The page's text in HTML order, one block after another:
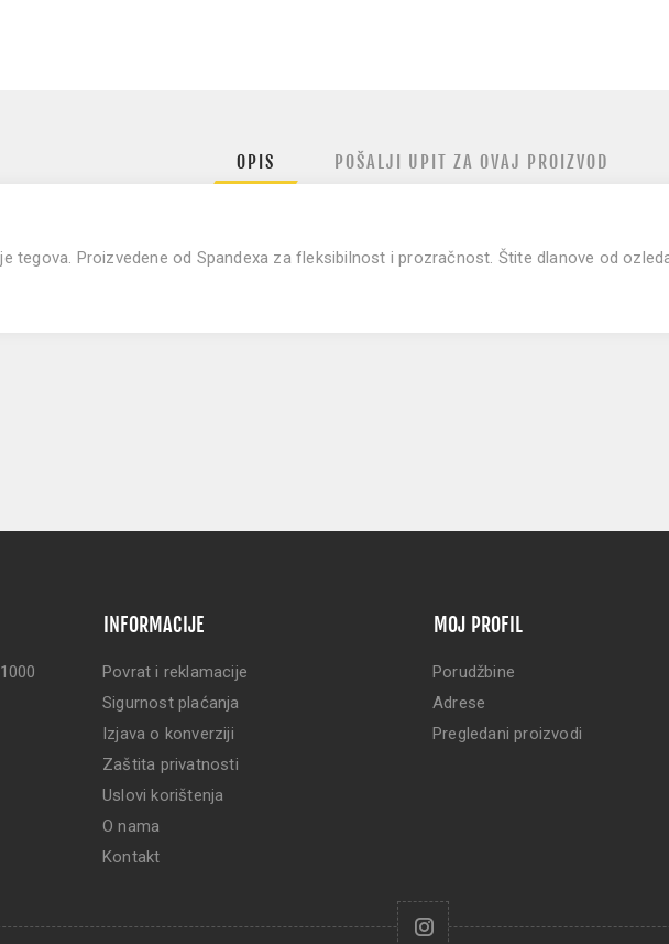
OPIS POŠALJI UPIT ZA OVAJ PROIZVOD
tegova. Proizvedene od Spandexa za fleksibilnost i prozračnost. Štite dlanove od
INFORMACIJE
Povrat i reklamacije
Sigurnost plaćanja
Izjava o konverziji
Zaštita privatnosti
Uslovi korištenja
O nama
Kontakt
MOJ PROFIL
Porudžbine
Adrese
Pregledani proizvodi